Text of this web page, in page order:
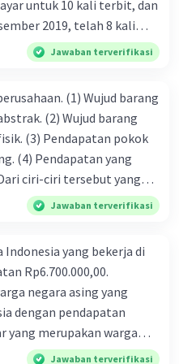
2019, telah 8 kali
berjalan sebesar
pencatatan jurnal pembalik
Jawaban terverifikasi
(1) Wujud barang
(2) Wujud barang
(3) Pendapatan pokok
(4) Pendapatan yang
ciri-ciri tersebut yang
dagang ditunjukan pada
dan 3 d. 1 dan 2 e. 2 dan 4
Jawaban terverifikasi
yang bekerja di
negara asing yang
yang merupakan warga
dan bekerja di luar negeri
Jawaban terverifikasi